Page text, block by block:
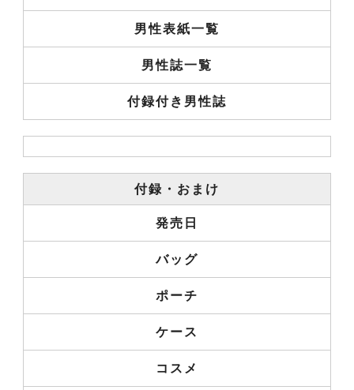
男性表紙一覧
男性誌一覧
付録付き男性誌
付録・おまけ
発売日
バッグ
ポーチ
ケース
コスメ